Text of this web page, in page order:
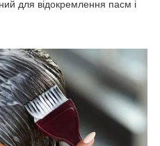
для відокремлення пасм і